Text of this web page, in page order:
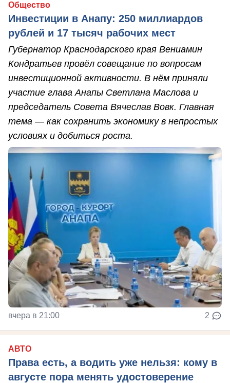
Общество
Инвестиции в Анапу: 250 миллиардов
рублей и 17 тысяч рабочих мест
Губернатор Краснодарского края Вениамин
Кондратьев провёл совещание по вопросам
инвестиционной активности. В нём приняли
участие глава Анапы Светлана Маслова и
председатель Совета Вячеслав Вовк. Главная
тема — как сохранить экономику в непростых
условиях и добиться роста.
вчера в 21:00 2
АВТО
Права есть, а водить уже нельзя: кому в
августе пора менять удостоверение